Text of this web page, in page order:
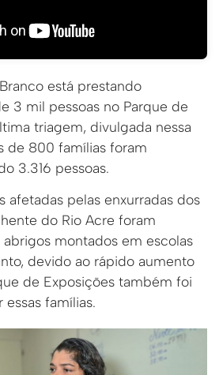
está prestando
3 mil pessoas no Parque de
triagem, divulgada nessa
de 800 famílias foram
3.316 pessoas.
afetadas pelas enxurradas dos
do Rio Acre foram
montados em escolas
devido ao rápido aumento
de Exposições também foi
famílias.